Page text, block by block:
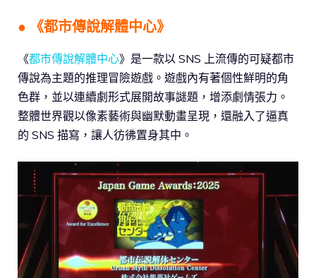
● 《都市傳說解體中心》
《都市傳說解體中心》是一款以 SNS 上流傳的可疑都市
傳說為主題的推理冒險遊戲。遊戲內有著個性鮮明的角
色群，並以連續劇形式展開故事謎題，增添劇情張力。
整體世界觀以像素藝術與幽默動畫呈現，還融入了逼真
的 SNS 描寫，讓人彷彿置身其中。